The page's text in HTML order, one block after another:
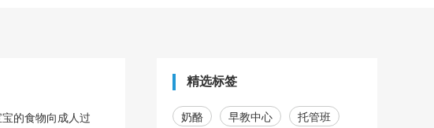
的食物向成人过
精选标签
奶酪 早教中心 托管班